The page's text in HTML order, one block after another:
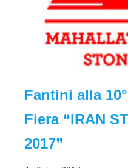
Fantini alla
Fiera “IRAN
2017”